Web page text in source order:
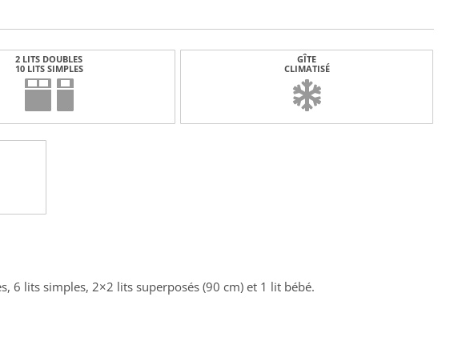
2 LITS DOUBLES
10 LITS SIMPLES
GÎTE
CLIMATISÉ
6 lits simples, 2×2 lits superposés (90 cm) et 1 lit bébé.